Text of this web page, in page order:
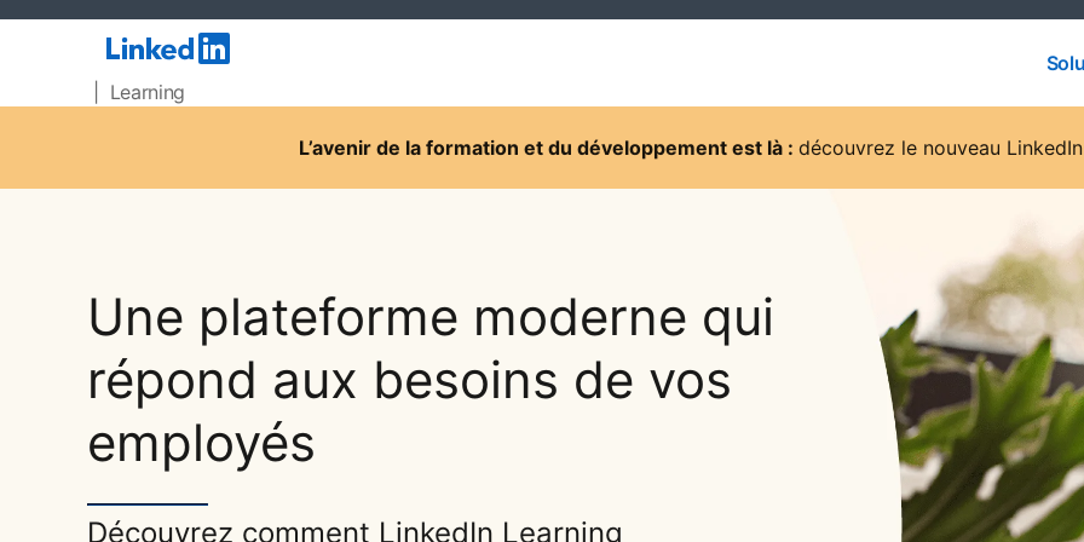
| Learning
L’avenir de la formation et du développement est là : découvrez le nouveau
Une plateforme moderne qui
répond aux besoins de vos
employés
Découvrez comment LinkedIn Learning